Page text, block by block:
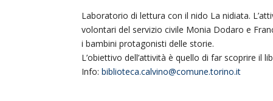
Laboratorio di lettura con il nido La nidiata.
volontari del servizio civile Monia Dodaro e
i bambini protagonisti delle storie.
L’obiettivo dell’attività è quello di far scoprire
Info:biblioteca.calvino@comune.torino.it